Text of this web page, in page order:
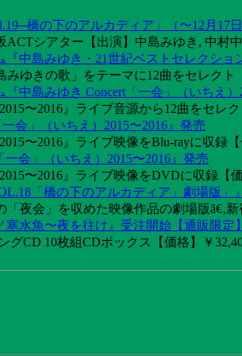
橋の下のアルカディア」（〜12月17日
シアター【出演】中島みゆき, 中村
『中島みゆき・21世紀ベストセレクショ
みゆきの歌」をテーマに12曲をセレクト
中島みゆき Concert「一会」（いちえ
〜2016』ライブ音源から12曲をセレ
会」（いちえ）2015〜2016』発売
〜2016』ライブ映像をBlu-rayに収録
一会」（いちえ）2015〜2016』発売
〜2016』ライブ映像をDVDに収録【
「橋の下のアルカディア」劇場版」』
「夜会」を収めた映像作品の劇場版ã€‚
寒水魚〜夜を往け』受注開始【通販限定】
CD 10枚組CDボックス【価格】￥